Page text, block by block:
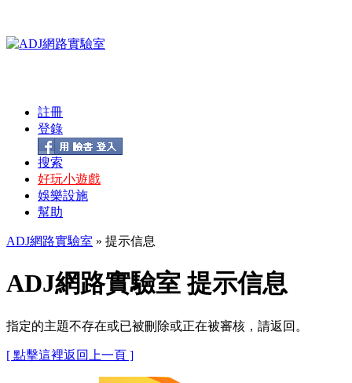
註冊
登錄
搜索
好玩小遊戲
娛樂設施
幫助
ADJ網路實驗室 » 提示信息
ADJ網路實驗室 提示信息
指定的主題不存在或已被刪除或正在被審核，請返回。
[ 點擊這裡返回上一頁 ]